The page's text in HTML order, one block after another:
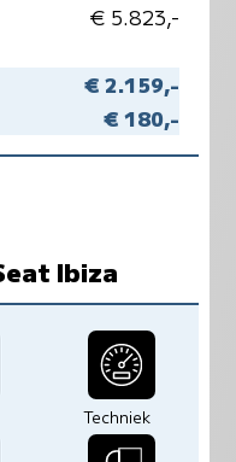
€ 5.823,-
€ 2.159,-
€ 180,-
Ibiza
Techniek